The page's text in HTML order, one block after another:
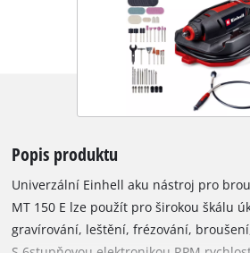
Popis produktu
Univerzální Einhell aku nástroj pro
MT 150 E lze použít pro širokou škálu
gravírování, leštění, frézování,